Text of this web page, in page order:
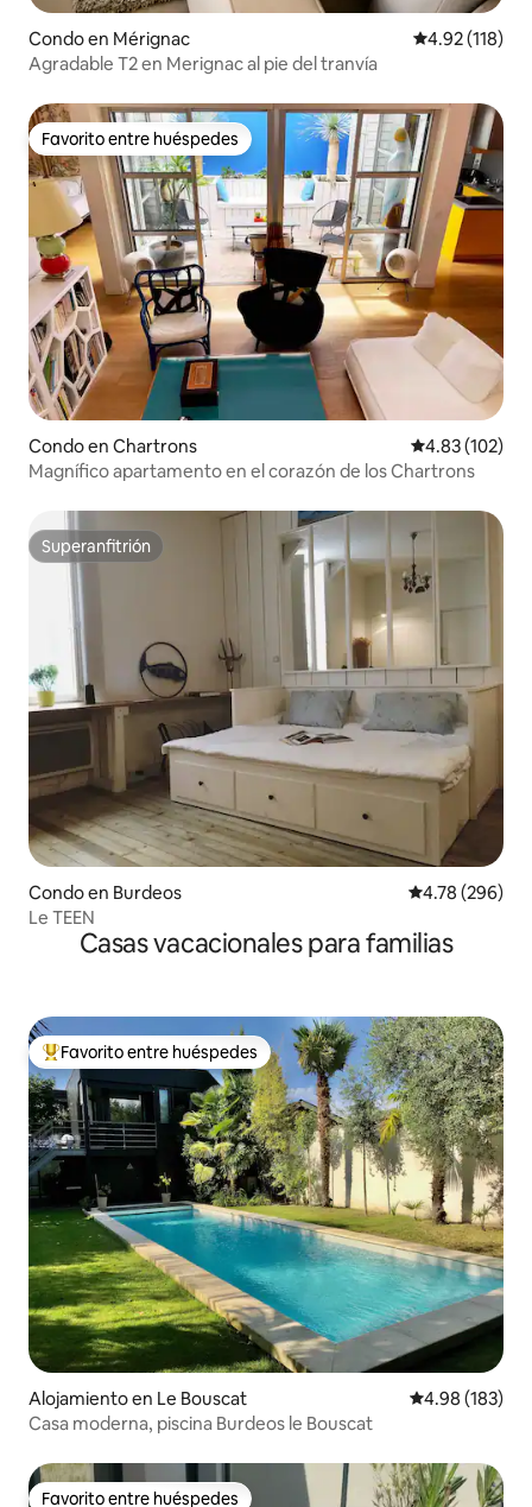
Condo en Mérignac Calificación
4.92 (118)
Agradable T2 en Merignac al pie del tranvía
Favorito entre huéspedes
Favorito entre huéspedes
Condo en Chartrons Calificación
4.83 (102)
Magnífico apartamento en el corazón de los Chartrons
Superanfitrión
Superanfitrión
Condo en Burdeos Calificación
4.78 (296)
Le TEEN
Casas vacacionales para familias
Favorito entre huéspedes preferido
Favorito entre huéspedes
Alojamiento en Le Bouscat Calificación
4.98 (183)
Casa moderna, piscina Burdeos le Bouscat
Favorito entre huéspedes